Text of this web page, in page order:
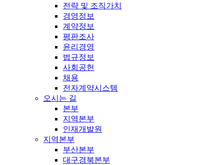
전략 및 조직가치
경영정보
계약정보
평판조사
윤리경영
법규정보
사회공헌
채용
전자계약시스템
오시는 길
본부
지역본부
인재개발원
지역본부
부산본부
대구경북본부